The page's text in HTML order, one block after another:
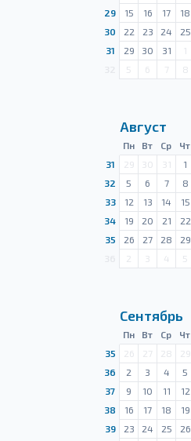
29
15 16 17 18
30
22 23 24 25
31
29 30 31 1
5 6 7 8
Август
Пн Вт Ср Чт
31
29 30 31 1
32
5 6 7 8
33
12 13 14 15
34
19 20 21 22
35
26 27 28 29
2 3 4 5
Сентябрь
Пн Вт Ср Чт
35
26 27 28 29
36
2 3 4 5
37
9 10 11 12
38
16 17 18 19
39
23 24 25 26